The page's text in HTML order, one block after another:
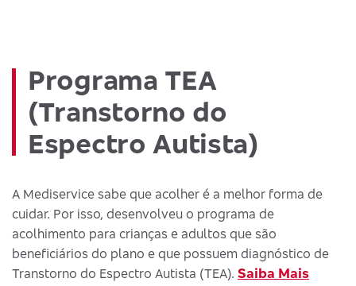
Programa TEA
(Transtorno do
Espectro Autista)
A Mediservice sabe que acolher é a melhor forma de
cuidar. Por isso, desenvolveu o programa de
acolhimento para crianças e adultos que são
beneficiários do plano e que possuem diagnóstico de
Transtorno do Espectro Autista (TEA). Saiba Mais